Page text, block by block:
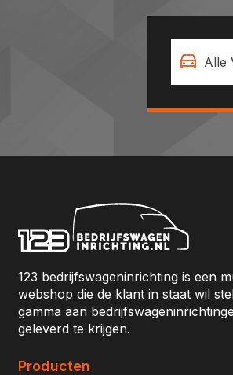
Alle
123 bedrijfswageninrichting is een
webshop die de klant in staat wil
gamma aan
geleverd te krijgen.
Producten